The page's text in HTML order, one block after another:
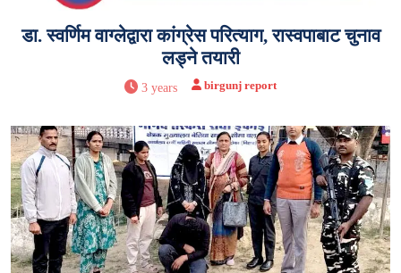
डा. स्वर्णिम वाग्लेद्वारा कांग्रेस परित्याग, रास्वपाबाट चुनाव
लड्ने तयारी
3 years birgunj report